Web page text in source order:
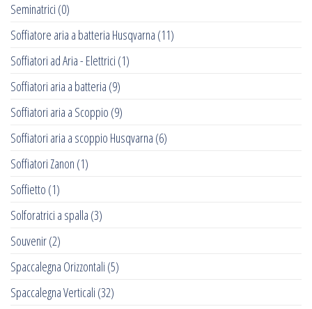
Seminatrici (0)
Soffiatore aria a batteria Husqvarna (11)
Soffiatori ad Aria - Elettrici (1)
Soffiatori aria a batteria (9)
Soffiatori aria a Scoppio (9)
Soffiatori aria a scoppio Husqvarna (6)
Soffiatori Zanon (1)
Soffietto (1)
Solforatrici a spalla (3)
Souvenir(2)
Spaccalegna Orizzontali (5)
Spaccalegna Verticali (32)